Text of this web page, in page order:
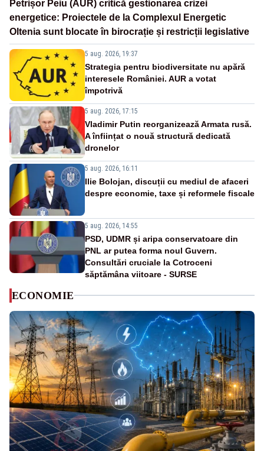
Petrișor Peiu (AUR) critică gestionarea crizei
energetice: Proiectele de la Complexul Energetic
Oltenia sunt blocate în birocrație și restricții legislative
5 aug. 2026, 19:37
Strategia pentru biodiversitate nu apără
interesele României. AUR a votat
împotrivă
5 aug. 2026, 17:15
Vladimir Putin reorganizează Armata rusă.
A înființat o nouă structură dedicată
dronelor
5 aug. 2026, 16:11
Ilie Bolojan, discuții cu mediul de afaceri
despre economie, taxe și reformele fiscale
5 aug. 2026, 14:55
PSD, UDMR și aripa conservatoare din
PNL ar putea forma noul Guvern.
Consultări cruciale la Cotroceni
săptămâna viitoare - SURSE
ECONOMIE